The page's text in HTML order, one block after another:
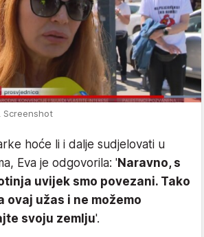
Screenshot
hoće li i dalje sudjelovati u
Eva je odgovorila: 'Naravno, s
uvijek smo povezani. Tako
ovaj užas i ne možemo
svoju zemlju'.